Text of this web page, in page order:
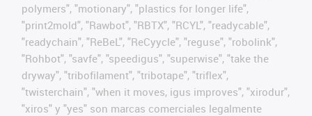
polymers", "motionary", "plastics for longer life",
"print2mold", "Rawbot", "RBTX", "RCYL", "readycable",
"readychain", "ReBeL", "ReCyycle", "reguse", "robolink",
"Rohbot", "savfe", "speedigus", "superwise", "take the
dryway", "tribofilament", "tribotape", "triflex",
"twisterchain", "when it moves, igus improves", "xirodur",
"xiros" y "yes" son marcas comerciales legalmente